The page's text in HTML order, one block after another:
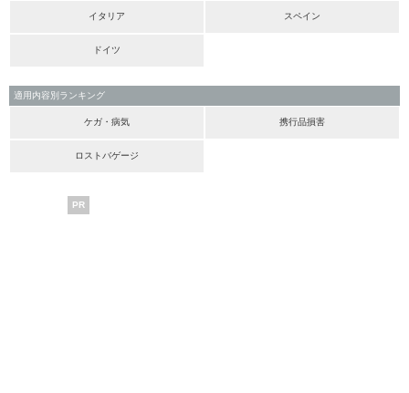
イタリア スペイン
ドイツ
適用内容別ランキング
ケガ・病気 携行品損害
ロストバゲージ
PR